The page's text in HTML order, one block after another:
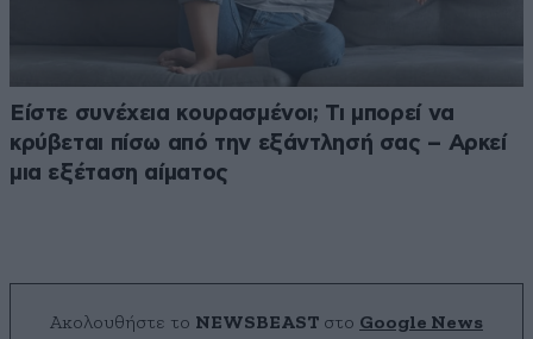
Είστε συνέχεια κουρασμένοι; Τι μπορεί να
κρύβεται πίσω από την εξάντλησή σας – Αρκεί
μια εξέταση αίματος
Ακολουθήστε το NEWSBEAST στο Google News